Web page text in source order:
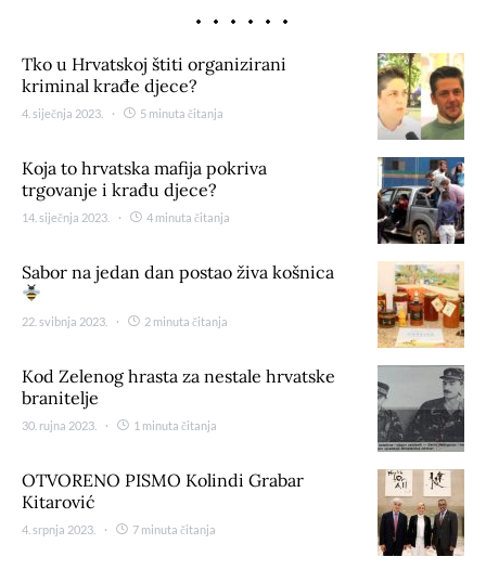
Tko u Hrvatskoj štiti organizirani
kriminal krađe djece?
4. siječnja 2023. 5 minuta čitanja
Koja to hrvatska mafija pokriva
trgovanje i krađu djece?
14. siječnja 2023. 4 minuta čitanja
Sabor na jedan dan postao živa košnica
22. svibnja 2023. 2 minuta čitanja
Kod Zelenog hrasta za nestale hrvatske
branitelje
30. rujna 2023. 1 minuta čitanja
OTVORENO PISMO Kolindi Grabar
Kitarović
4. srpnja 2023. 7 minuta čitanja